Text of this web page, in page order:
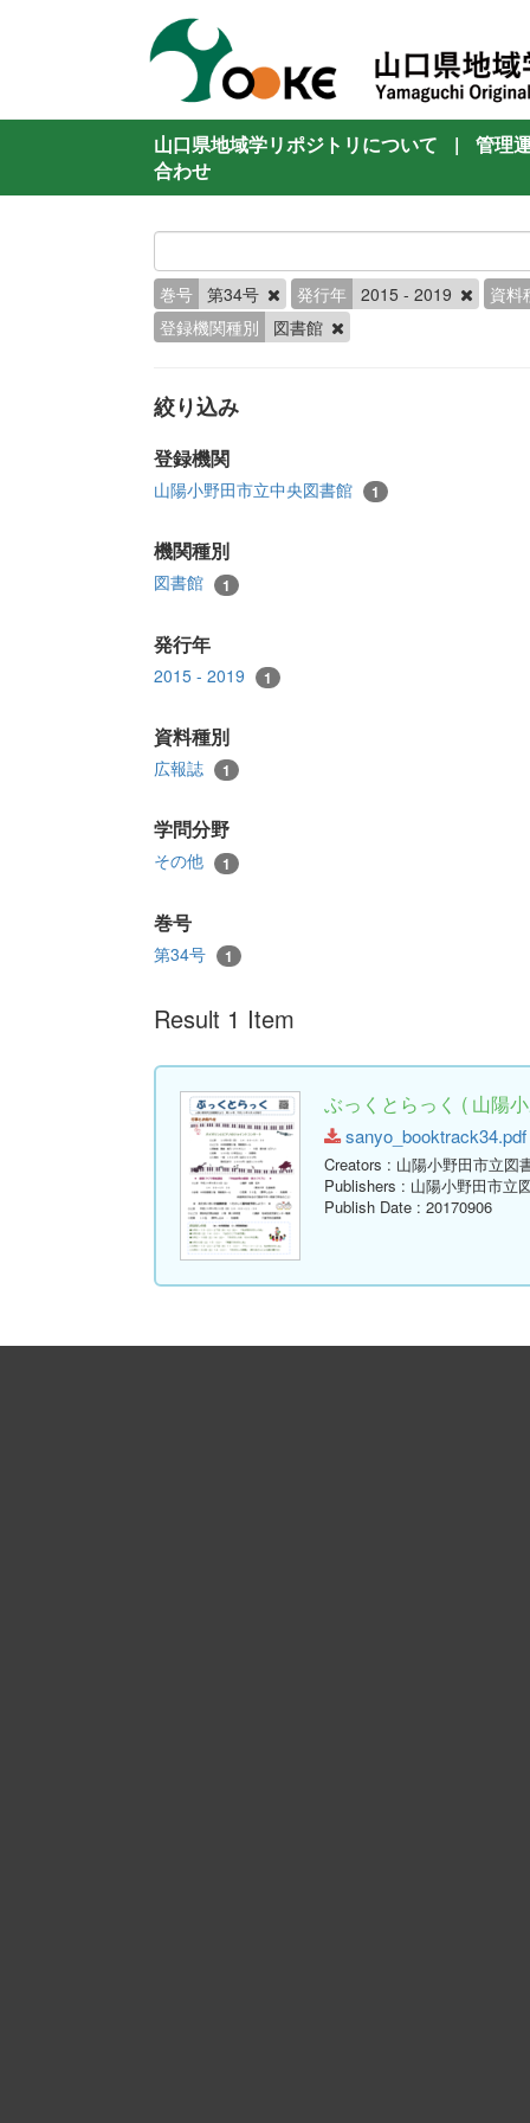
山口県地域学リポジトリについて |
管理
合わせ
巻号 第34号 発行年 2015 - 2019
資料
登録機関種別
図書館
絞り込み
登録機関
山陽小野田市立中央図書館 1
機関種別
図書館 1
発行年
2015 - 2019 1
資料種別
広報誌 1
学問分野
その他 1
巻号
第34号 1
Result 1 Item
ぶっくとらっく ( 山陽
Creators : 山陽小野田市立図
Publishers : 山陽小野田市立
Publish Date : 20170906